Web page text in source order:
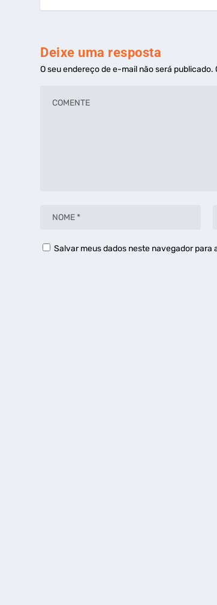
Deixe uma resposta
O seu endereço de e-mail não será publicado.
Salvar meus dados neste navegador para